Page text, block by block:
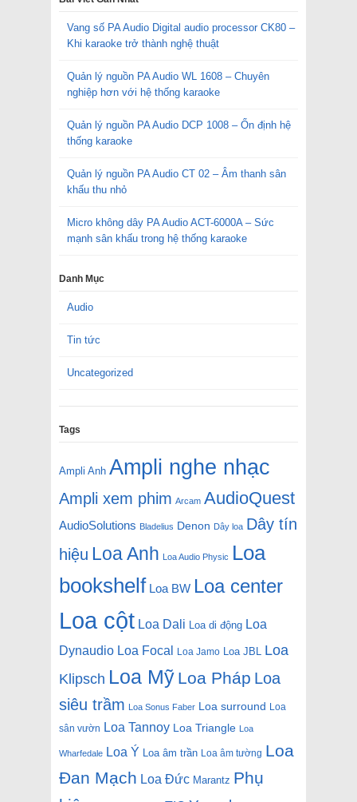
Vang số PA Audio Digital audio processor CK80 –
Khi karaoke trở thành nghệ thuật
Quản lý nguồn PA Audio WL 1608 – Chuyên
nghiệp hơn với hệ thống karaoke
Quản lý nguồn PA Audio DCP 1008 – Ổn định hệ
thống karaoke
Quản lý nguồn PA Audio CT 02 – Âm thanh sân
khấu thu nhỏ
Micro không dây PA Audio ACT-6000A – Sức
mạnh sân khấu trong hệ thống karaoke
Danh Mục
Audio
Tin tức
Uncategorized
Tags
Ampli Anh Ampli nghe nhạc
Ampli xem phim Arcam AudioQuest
AudioSolutions Bladelius Denon Dây loa Dây tín
hiệu Loa Anh Loa Audio Physic Loa
bookshelf Loa BW Loa center
Loa cột Loa Dali Loa di động Loa
Dynaudio Loa Focal Loa Jamo Loa JBL Loa
Klipsch Loa Mỹ Loa Pháp Loa
siêu trầm Loa Sonus Faber Loa surround Loa
sân vườn Loa Tannoy Loa Triangle Loa
Wharfedale Loa Ý Loa âm trần Loa âm tường Loa
Đan Mạch Loa Đức Marantz Phụ